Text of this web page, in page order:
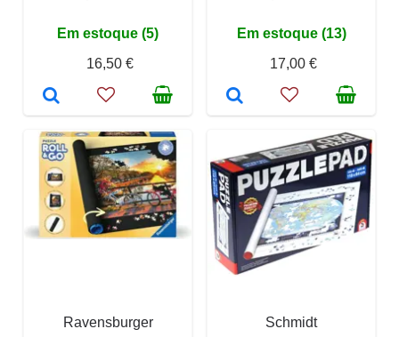
Em estoque (5)
16,50 €
Em estoque (13)
17,00 €
Ravensburger Schmidt